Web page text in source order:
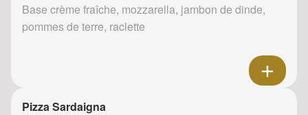
Base crème fraîche, mozzarella, jambon de dinde,
pommes de terre, raclette
Pizza Sardaigna